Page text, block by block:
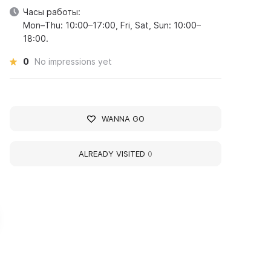
Часы работы:
Mon–Thu: 10:00–17:00, Fri, Sat, Sun: 10:00–
18:00.
0 No impressions yet
WANNA GO
ALREADY VISITED 0